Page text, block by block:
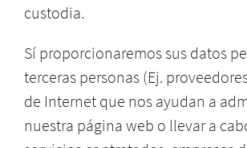
custodia.
Sí proporcionaremos sus datos
terceras personas (Ej.
de Internet que nos ayudan a
nuestra página web o llevar a